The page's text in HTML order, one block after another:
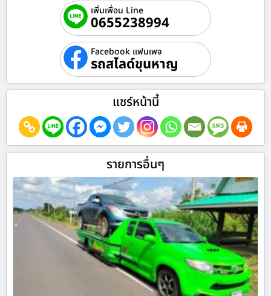
เพิ่มเพื่อน Line
0655238994
Facebook แฟนเพจ
รถสไลด์ขุนหาญ
แชร์หน้านี้
รายการอื่นๆ